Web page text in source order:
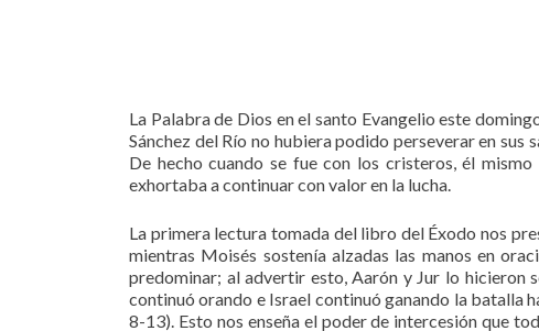
La Palabra de Dios en el santo Evangelio este
Sánchez del Río no hubiera podido perseverar en
De hecho cuando se fue con los cristeros, él
exhortaba a continuar con valor en la lucha.
La primera lectura tomada del libro del Éxodo nos
mientras Moisés sostenía alzadas las manos en
predominar; al advertir esto, Aarón y Jur lo hicieron
continuó orando e Israel continuó ganando la batalla
8-13). Esto nos enseña el poder de intercesión que